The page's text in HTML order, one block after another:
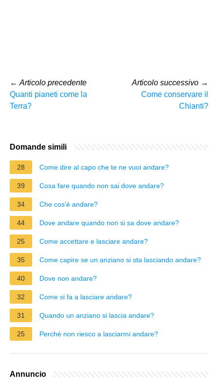
← Articolo precedente
Quanti pianeti come la
Terra?
Articolo successivo →
Come conservare il
Chianti?
Domande simili
28 Come dire al capo che te ne vuoi andare?
39 Cosa fare quando non sai dove andare?
34 Che cos'è andare?
44 Dove andare quando non si sa dove andare?
25 Come accettare e lasciare andare?
35 Come capire se un anziano si sta lasciando andare?
40 Dove non andare?
32 Come si fa a lasciare andare?
31 Quando un anziano si lascia andare?
25 Perché non riesco a lasciarmi andare?
Annuncio